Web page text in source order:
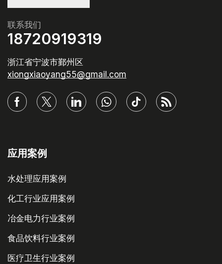
联系我们
18720919319
浙江省宁波市鄞州区
xiongxiaoyang55@gmail.com
应用案例
水处理应用案例
化工行业应用案例
冶金电力行业案例
食品饮料行业案例
医疗卫生行业案例